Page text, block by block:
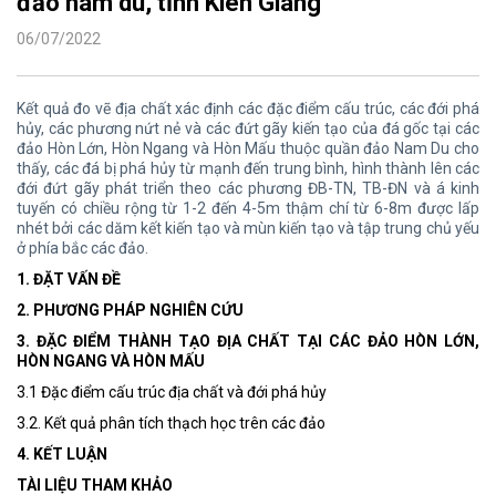
06/07/2022
Kết quả đo vẽ địa chất xác định các đặc điểm cấu trúc, các đới phá
hủy, các phương nứt nẻ và các đứt gãy kiến tạo của đá gốc tại các
đảo Hòn Lớn, Hòn Ngang và Hòn Mấu thuộc quần đảo Nam Du cho
thấy, các đá bị phá hủy từ mạnh đến trung bình, hình thành lên các
đới đứt gãy phát triển theo các phương ĐB-TN, TB-ĐN và á kinh
tuyến có chiều rộng từ 1-2 đến 4-5m thậm chí từ 6-8m được lấp
nhét bởi các dăm kết kiến tạo và mùn kiến tạo và tập trung chủ yếu
ở phía bắc các đảo.
1. ĐẶT VẤN ĐỀ
2. PHƯƠNG PHÁP NGHIÊN CỨU
3. ĐẶC ĐIỂM THÀNH TẠO ĐỊA CHẤT TẠI CÁC ĐẢO HÒN LỚN,
HÒN NGANG VÀ HÒN MẤU
3.1 Đặc điểm cấu trúc địa chất và đới phá hủy
3.2. Kết quả phân tích thạch học trên các đảo
4. KẾT LUẬN
TÀI LIỆU THAM KHẢO